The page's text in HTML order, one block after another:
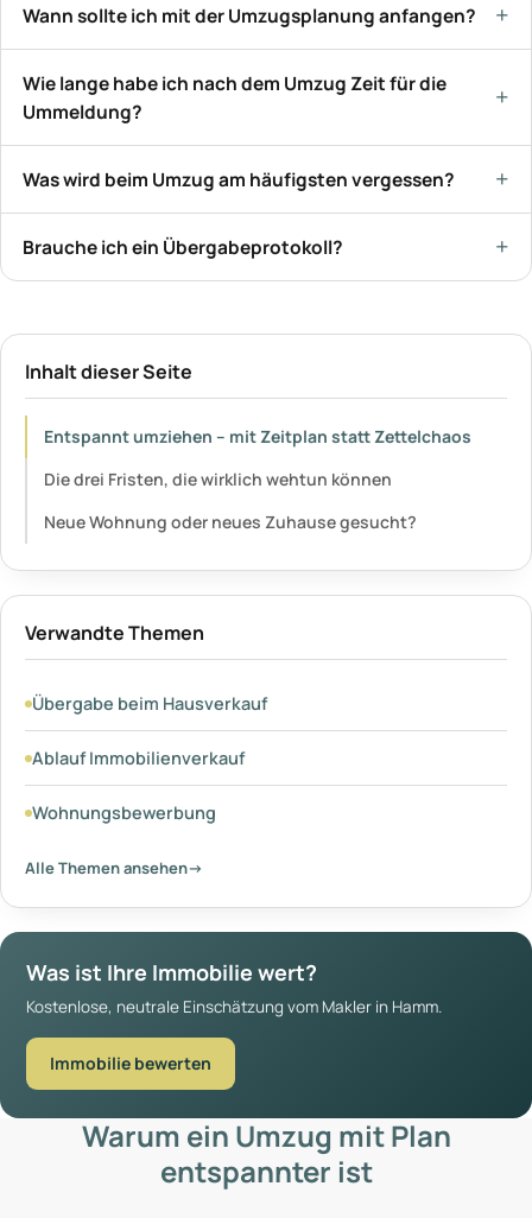
Wann sollte ich mit der Umzugsplanung anfangen?
Wie lange habe ich nach dem Umzug Zeit für die
Ummeldung?
Was wird beim Umzug am häufigsten vergessen?
Brauche ich ein Übergabeprotokoll?
Inhalt dieser Seite
Entspannt umziehen – mit Zeitplan statt Zettelchaos
Die drei Fristen, die wirklich wehtun können
Neue Wohnung oder neues Zuhause gesucht?
Verwandte Themen
Übergabe beim Hausverkauf
Ablauf Immobilienverkauf
Wohnungsbewerbung
Alle Themen ansehen→
Was ist Ihre Immobilie wert?
Kostenlose, neutrale Einschätzung vom Makler in Hamm.
Immobilie bewerten
Warum ein Umzug mit Plan
entspannter ist